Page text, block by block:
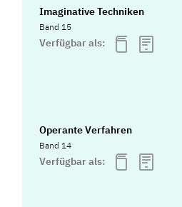
Imaginative Techniken
Band 15
Verfügbar als:
Operante Verfahren
Band 14
Verfügbar als: